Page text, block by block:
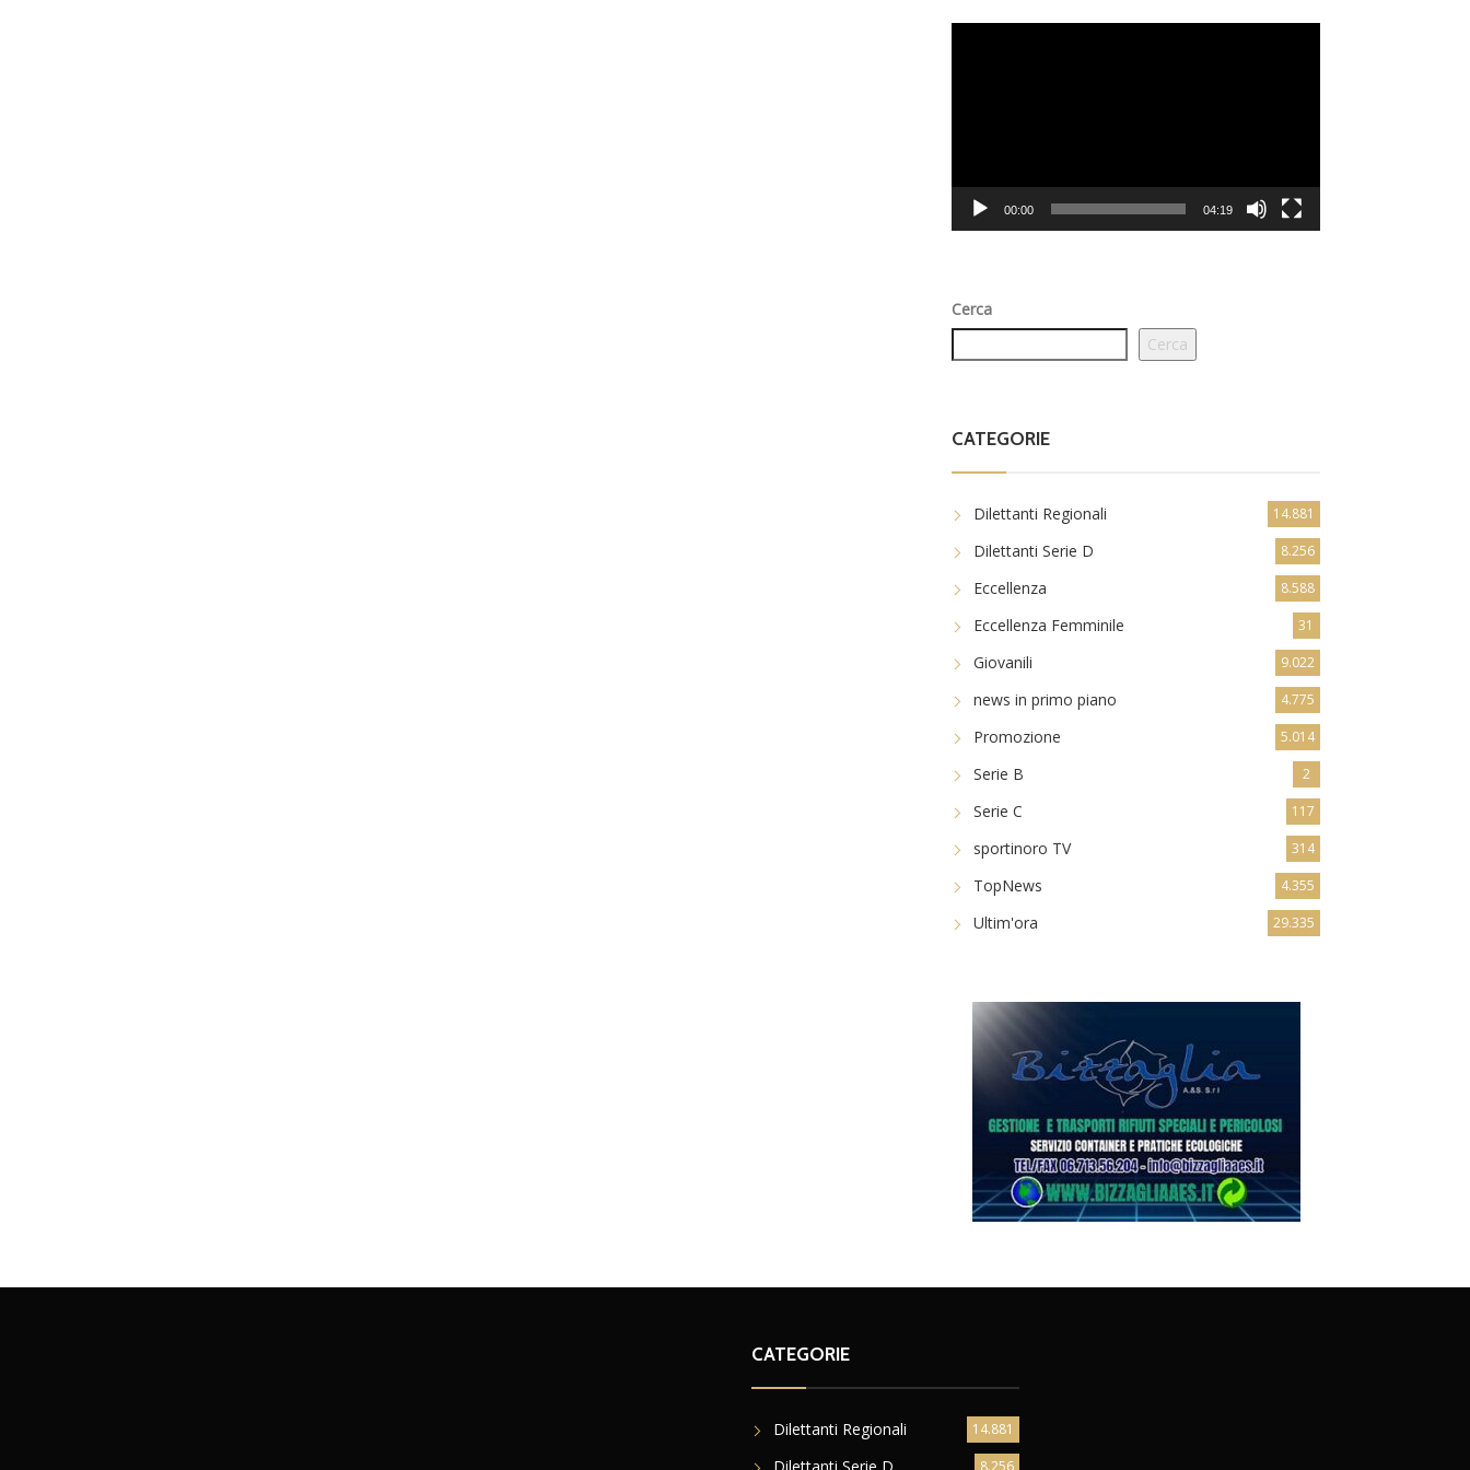
00:00 04:19
Cerca
Cerca
CATEGORIE
Dilettanti Regionali 14.881
Dilettanti Serie D 8.256
Eccellenza 8.588
Eccellenza Femminile 31
Giovanili 9.022
news in primo piano 4.775
Promozione 5.014
Serie B 2
Serie C 117
sportinoro TV 314
TopNews 4.355
Ultim'ora 29.335
CATEGORIE
Dilettanti Regionali 14.881
8.256